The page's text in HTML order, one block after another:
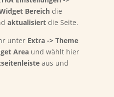
Bereichdie
aktualisiertdie Seite.
unter Extra -> Theme
Areaund wählt hier
aus und